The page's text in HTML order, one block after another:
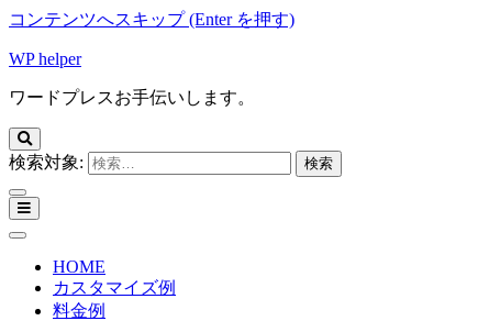
コンテンツへスキップ (Enter を押す)
WP helper
ワードプレスお手伝いします。
検索対象:
HOME
カスタマイズ例
料金例